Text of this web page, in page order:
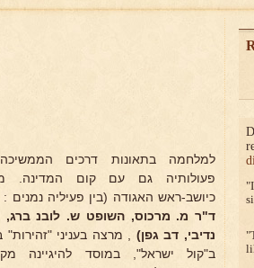
למלחמה בתאונות דרכים
פעולותיה גם עם קום המדינה.
כיושב-ראש האגודה (בין פעיליה נמנים :
ד"ר מ. מרכוס, השופט ש. לובנ ברג,
נדיבי, דב גפן) , מרצה בעניני "זהירות"
ב"קול ישראל", במוסד להיגיינה